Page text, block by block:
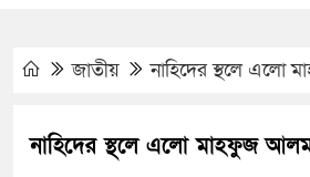
জাতীয় নাহিদের স্থলে এলো
নাহিদের স্থলে এলো মাহফুজ